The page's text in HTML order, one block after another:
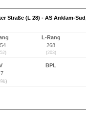
Straße (L 28) - AS Anklam-
L-Rang
268
(203)
BPL